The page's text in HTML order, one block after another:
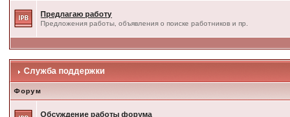
Предлагаю работу
Предложения работы, объявления о поиске работников и пр.
Служба поддержки
Форум
Обсуждение работы форума